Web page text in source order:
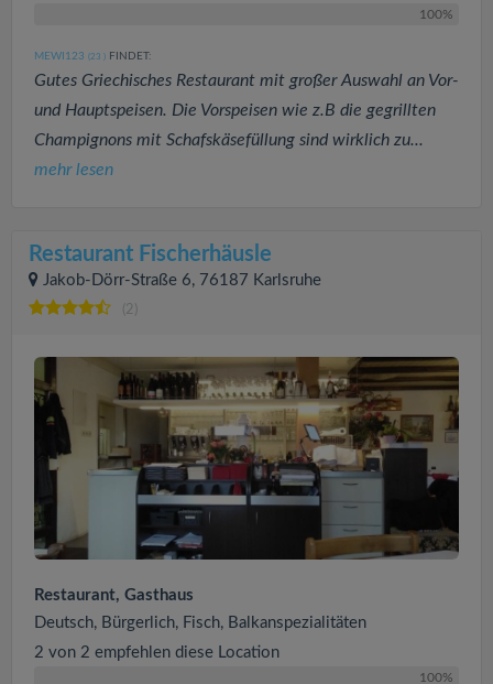
100%
MEWI123 (23 ) FINDET:
Gutes Griechisches Restaurant mit großer Auswahl an Vor-
und Hauptspeisen. Die Vorspeisen wie z.B die gegrillten
Champignons mit Schafskäsefüllung sind wirklich zu...
mehr lesen
Restaurant Fischerhäusle
Jakob-Dörr-Straße 6, 76187 Karlsruhe
(2)
Restaurant, Gasthaus
Deutsch, Bürgerlich, Fisch, Balkanspezialitäten
2 von 2 empfehlen diese Location
100%